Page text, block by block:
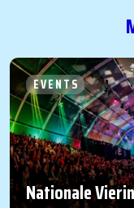
EVENTS
Nationale